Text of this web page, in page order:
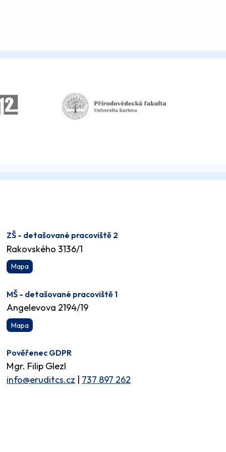
ZŠ - detašované pracoviště 2
Rakovského 3136/1
Mapa
MŠ - detašované pracoviště 1
Angelevova 2194/19
Mapa
Pověřenec GDPR
Mgr. Filip Glezl
info@eruditcs.cz
737 897 262